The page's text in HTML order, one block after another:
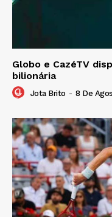
Globo e CazéTV
bilionária
Jota Brito - 8 De